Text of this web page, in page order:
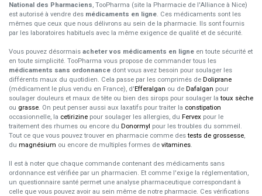
National des Pharmaciens, TooPharma (site la Pharmacie de l'Alliance à Nice)
est autorisé à vendre des médicaments en ligne. Ces médicaments sont les
mêmes que ceux que nous délivrons au sein de la pharmacie. Ils sont fournis
par les laboratoires habituels avec la même exigence de qualité et de sécurité.
Vous pouvez désormais acheter vos médicaments en ligne en toute sécurité et
en toute simplicité. TooPharma vous propose de commander tous les
médicaments sans ordonnance dont vous avez besoin pour soulager les
différents maux du quotidien. Cela passe par les comprimés de Doliprane
(médicament le plus vendu en France), d'Efferalgan ou de Dafalgan pour
soulager douleurs et maux de tête ou bien des sirops pour soulager latoux sèche
ou grasse. On peut penser aussi aux laxatifs pour traiter la constipation
occasionnelle, la cetirizine pour soulager les allergies, du Fervex pour le
traitement des rhumes ou encore du Donormyl pour les troubles du sommeil.
Tout ce que vous pouvez trouver en pharmacie comme destests de grossesse,
du magnésium ou encore de multiples formes de vitamines.
Il est à noter que chaque commande contenant des médicaments sans
ordonnance est vérifiée par un pharmacien. Et comme l'exige la réglementation,
un questionnaire santé permet une analyse pharmaceutique correspondant à
celle que vous pouvez avoir au sein même de notre pharmacie. Ces vérifications